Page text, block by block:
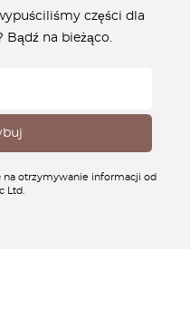
części dla
Bądź na bieżąco.
na otrzymywanie informacji od
Ltd.